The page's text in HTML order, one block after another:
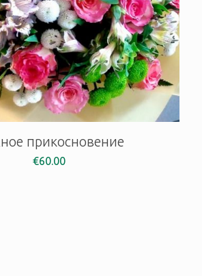
прикосновение
€60.00